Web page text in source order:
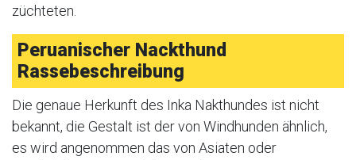
züchteten.
Peruanischer Nackthund
Rassebeschreibung
Die genaue Herkunft des Inka Nakthundes ist nicht
bekannt, die Gestalt ist der von Windhunden ähnlich,
es wird angenommen das von Asiaten oder